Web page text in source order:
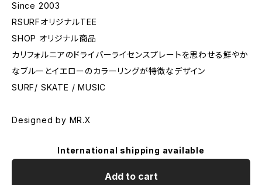
Since 2003
RSURFオリジナルTEE
SHOP オリジナル商品
カリフォルニアのドライバーライセンスプレートを思わせる鮮やか
なブルーとイエローのカラーリングが特徴なデザイン
SURF/ SKATE / MUSIC
Designed by MR.X
International shipping available
Add to cart